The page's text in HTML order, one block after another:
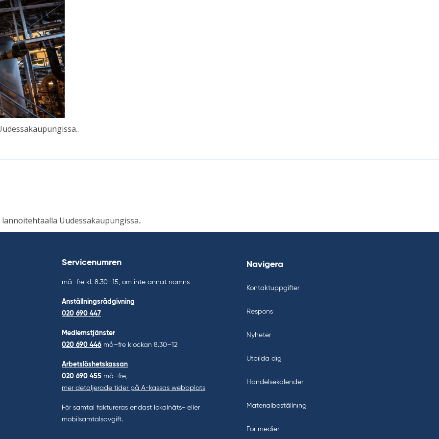
Uudessakaupungissa..
Servicenumren
må–fre kl. 8.30–15, om inte annat nämns
Anställningsrådgivning
020 690 447
Medlemstjänster
020 690 446 må–fre klockan 8.30–12
Arbetslöshetskassan
020 690 455 må–fre,
mer detaljerade tider på A-kassas webbplats
För samtal faktureras endast lokalnäts- eller
mobilsamtalsavgift.
Navigera
Kontaktuppgifter
Respons
Nyheter
Utbilda dig
Händelsekalender
Materialbeställning
För medier